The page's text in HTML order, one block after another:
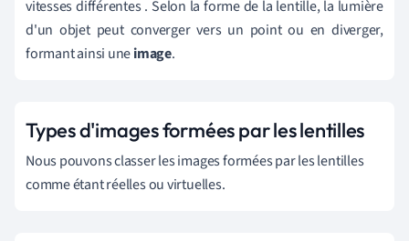
vitesses différentes. Selon la forme de la lentille, la lumière
d'un objet peut converger vers un point ou en diverger,
formant ainsi uneimage.
Types d'images formées par les lentilles
Nous pouvons classer les images formées par les lentilles
comme étant réelles ou virtuelles.